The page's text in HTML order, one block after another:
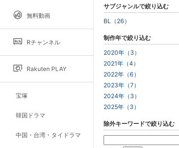
無料動画
Rチャンネル
Rakuten PLAY
宝塚
韓国ドラマ
中国・台湾・タイドラマ
サブジャンルで絞り込む
BL（26）
制作年で絞り込む
2020年（3）
2021年（4）
2022年（6）
2023年（7）
2024年（3）
2025年（3）
除外キーワードで絞り込む